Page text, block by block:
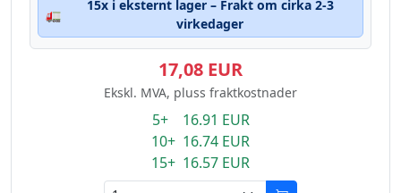
🚛
15x i eksternt lager – Frakt om cirka 2-3
virkedager
17,08 EUR
Ekskl. MVA, pluss fraktkostnader
5+ 16.91 EUR
10+ 16.74 EUR
15+ 16.57 EUR